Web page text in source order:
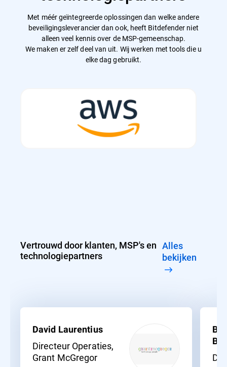
Met méér geïntegreerde oplossingen dan welke andere
beveiligingsleverancier dan ook, heeft Bitdefender niet
alleen veel kennis over de MSP-gemeenschap.
We maken er zelf deel van uit. Wij werken met tools die u
elke dag gebruikt.
Vertrouwd door klanten, MSP's en
technologiepartners
alles
bekijken
David Laurentius
Directeur Operaties,
Grant McGregor